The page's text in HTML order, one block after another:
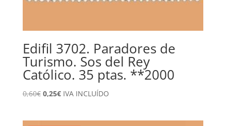
Edifil 3702. Paradores de
Turismo. Sos del Rey
Católico. 35 ptas. **2000
0,60€ El
0,25€ElIVA INCLUÍDO